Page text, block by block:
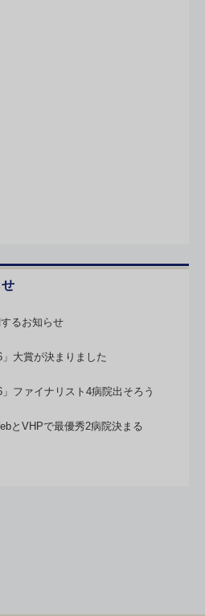
るお知らせ
」大賞が決まりました
」ファイナリスト4病院出そろう
とVHPで最優秀2病院決まる